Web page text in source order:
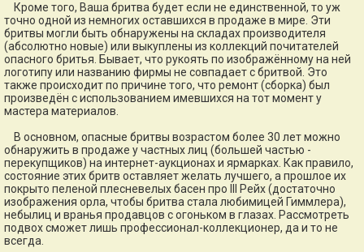
Кроме того, Ваша бритва будет если не единственной, то уж
точно одной из немногих оставшихся в продаже в мире. Эти
бритвы могли быть обнаружены на складах производителя
(абсолютно новые) или выкуплены из коллекций почитателей
опасного бритья. Бывает, что рукоять по изображённому на ней
логотипу или названию фирмы не совпадает с бритвой. Это
также происходит по причине того, что ремонт (сборка) был
произведён с использованием имевшихся на тот момент у
мастера материалов.
В основном, опасные бритвы возрастом более 30 лет можно
обнаружить в продаже у частных лиц (большей частью -
перекупщиков) на интернет-аукционах и ярмарках. Как правило,
состояние этих бритв оставляет желать лучшего, а прошлое их
покрыто пеленой плесневелых басен про III Рейх (достаточно
изображения орла, чтобы бритва стала любимицей Гиммлера),
небылиц и вранья продавцов с огоньком в глазах. Рассмотреть
подвох сможет лишь профессионал-коллекционер, да и то не
всегда.